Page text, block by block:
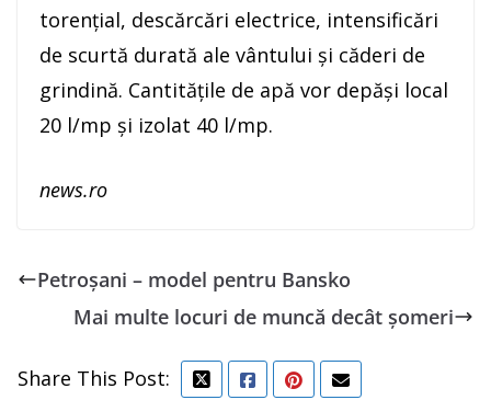
torenţial, descărcări electrice, intensificări
de scurtă durată ale vântului şi căderi de
grindină. Cantităţile de apă vor depăşi local
20 l/mp şi izolat 40 l/mp.
news.ro
Petroșani – model pentru Bansko
Mai multe locuri de muncă decât șomeri
Share This Post: